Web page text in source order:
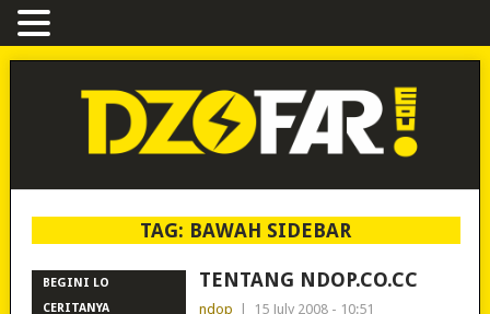
TAG: BAWAH SIDEBAR
BEGINI LO
CERITANYA
TENTANG NDOP.CO.CC
ndop 15 July 2008 - 10:51